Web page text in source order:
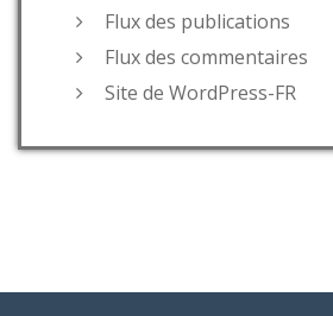
Flux des publications
Flux des commentaires
Site de WordPress-FR